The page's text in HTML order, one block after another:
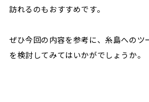
訪れるのもおすすめです。
ぜひ今回の内容を参考に、糸島へのツ
を検討してみてはいかがでしょうか。